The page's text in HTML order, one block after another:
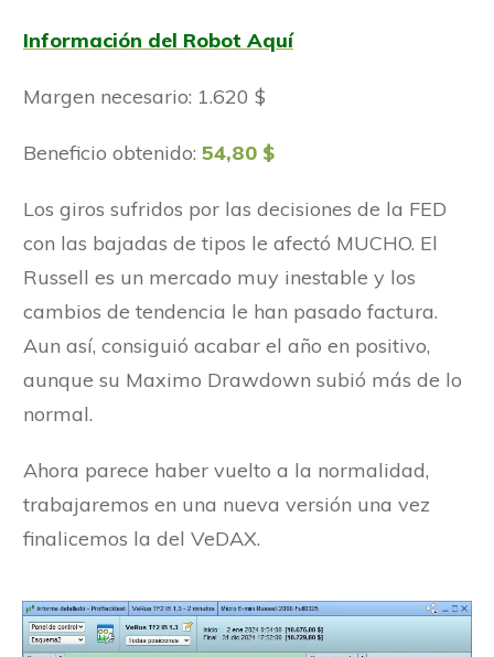
Información del Robot Aquí
Margen necesario: 1.620 $
Beneficio obtenido: 54,80 $
Los giros sufridos por las decisiones de la FED
con las bajadas de tipos le afectó MUCHO. El
Russell es un mercado muy inestable y los
cambios de tendencia le han pasado factura.
Aun así, consiguió acabar el año en positivo,
aunque su Maximo Drawdown subió más de lo
normal.
Ahora parece haber vuelto a la normalidad,
trabajaremos en una nueva versión una vez
finalicemos la del VeDAX.